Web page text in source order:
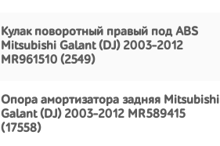
Кулак поворотный правый под ABS
Mitsubishi Galant (DJ) 2003-2012
MR961510 (2549)
Опора амортизатора задняя Mitsubishi
Galant (DJ) 2003-2012 MR589415
(17558)